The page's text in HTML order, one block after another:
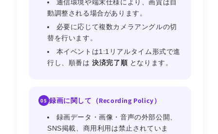
通信環境や端末仕様により、画質は自
動調整される場合があります。
必要に応じて複数カメラアングルの切
替を行います。
本イベントは1:1リアルタイム形式で進
行し、順番は決済完了順 となります。
05 録画に関して（Recording Policy）
録画データ・画像・音声の外部公開、
SNS掲載、商用利用は禁止されていま